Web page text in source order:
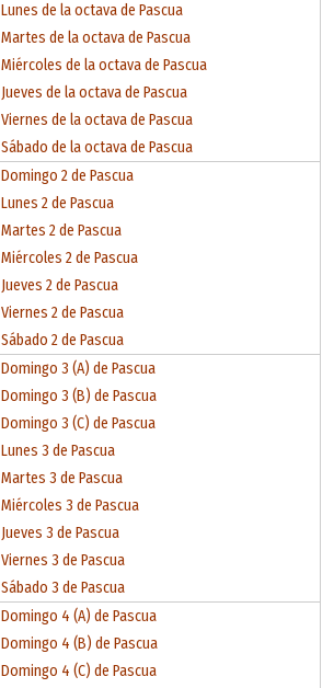
Lunes de la octava de Pascua
Martes de la octava de Pascua
Miércoles de la octava de Pascua
Jueves de la octava de Pascua
Viernes de la octava de Pascua
Sábado de la octava de Pascua
Domingo 2 de Pascua
Lunes 2 de Pascua
Martes 2 de Pascua
Miércoles 2 de Pascua
Jueves 2 de Pascua
Viernes 2 de Pascua
Sábado 2 de Pascua
Domingo 3 (A) de Pascua
Domingo 3 (B) de Pascua
Domingo 3 (C) de Pascua
Lunes 3 de Pascua
Martes 3 de Pascua
Miércoles 3 de Pascua
Jueves 3 de Pascua
Viernes 3 de Pascua
Sábado 3 de Pascua
Domingo 4 (A) de Pascua
Domingo 4 (B) de Pascua
Domingo 4 (C) de Pascua